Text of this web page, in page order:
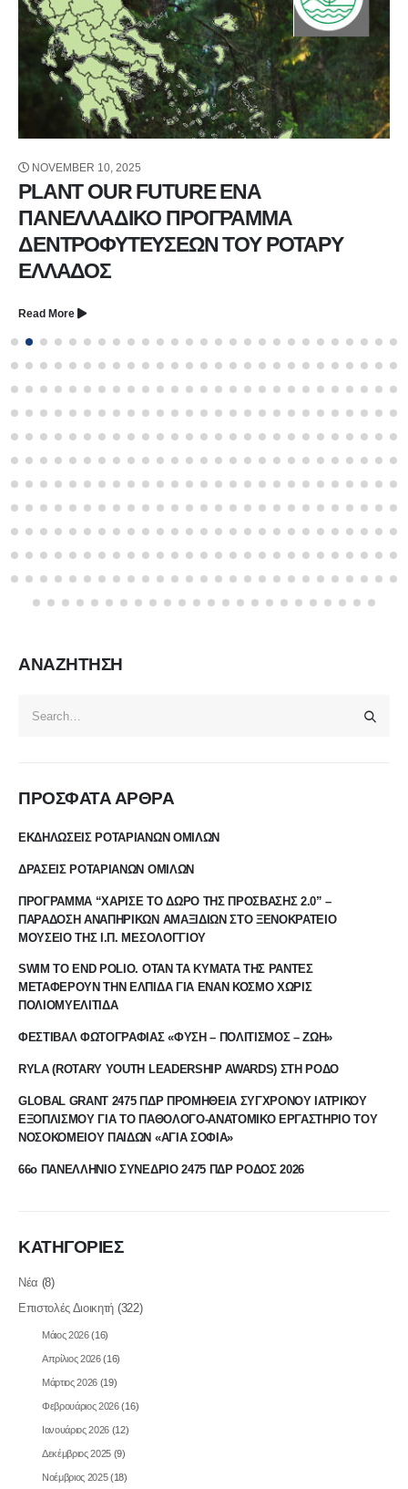
NOVEMBER 10, 2025
PLANT OUR FUTURE ΕΝΑ
ΠΑΝΕΛΛΑΔΙΚΟ ΠΡΟΓΡΑΜΜΑ
ΔΕΝΤΡΟΦΥΤΕΥΣΕΩΝ ΤΟΥ ΡΟΤΑΡΥ
ΕΛΛΑΔΟΣ
Read More
ΑΝΑΖΗΤΗΣΗ
ΠΡΟΣΦΑΤΑ ΑΡΘΡΑ
ΕΚΔΗΛΩΣΕΙΣ ΡΟΤΑΡΙΑΝΩΝ ΟΜΙΛΩΝ
ΔΡΑΣΕΙΣ ΡΟΤΑΡΙΑΝΩΝ ΟΜΙΛΩΝ
ΠΡΟΓΡΑΜΜΑ “ΧΑΡΙΣΕ ΤΟ ΔΩΡΟ ΤΗΣ ΠΡΟΣΒΑΣΗΣ 2.0” –
ΠΑΡΑΔΟΣΗ ΑΝΑΠΗΡΙΚΩΝ ΑΜΑΞΙΔΙΩΝ ΣΤΟ ΞΕΝΟΚΡΑΤΕΙΟ
ΜΟΥΣΕΙΟ ΤΗΣ Ι.Π. ΜΕΣΟΛΟΓΓΙΟΥ
SWIM TO END POLIO. ΟΤΑΝ ΤΑ ΚΥΜΑΤΑ ΤΗΣ ΡΑΝΤΕΣ
ΜΕΤΑΦΕΡΟΥΝ ΤΗΝ ΕΛΠΙΔΑ ΓΙΑ ΕΝΑΝ ΚΟΣΜΟ ΧΩΡΙΣ
ΠΟΛΙΟΜΥΕΛΙΤΙΔΑ
ΦΕΣΤΙΒΑΛ ΦΩΤΟΓΡΑΦΙΑΣ «ΦΥΣΗ – ΠΟΛΙΤΙΣΜΟΣ – ΖΩΗ»
RYLA (ROTARY YOUTH LEADERSHIP AWARDS) ΣΤΗ ΡΟΔΟ
GLOBAL GRANT 2475 ΠΔΡ ΠΡΟΜΗΘΕΙΑ ΣΥΓΧΡΟΝΟΥ ΙΑΤΡΙΚΟΥ
ΕΞΟΠΛΙΣΜΟΥ ΓΙΑ ΤΟ ΠΑΘΟΛΟΓΟ-ΑΝΑΤΟΜΙΚΟ ΕΡΓΑΣΤΗΡΙΟ ΤΟΥ
ΝΟΣΟΚΟΜΕΙΟΥ ΠΑΙΔΩΝ «ΑΓΙΑ ΣΟΦΙΑ»
66ο ΠΑΝΕΛΛΗΝΙΟ ΣΥΝΕΔΡΙΟ 2475 ΠΔΡ ΡΟΔΟΣ 2026
ΚΑΤΗΓΟΡΙΕΣ
Νέα (8)
Επιστολές Διοικητή (322)
Μάιος 2026(16)
Απρίλιος 2026(16)
Μάρτιος 2026 (19)
Φεβρουάριος 2026(16)
Ιανουάριος 2026 (12)
Δεκέμβριος 2025 (9)
Νοέμβριος 2025(18)